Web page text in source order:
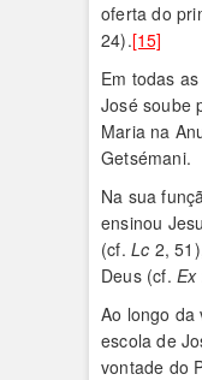
oferta do
24).[15]
Em todas
José soube
Maria na
Getsémani.
Na sua
ensinou
(cf. Lc 2,
Deus (cf.Ex
Ao longo da
escola de
vontade do